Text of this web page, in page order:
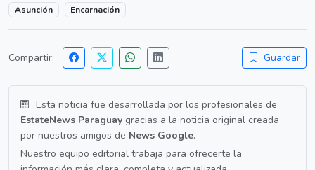
Asunción
Encarnación
Compartir: Guardar
Esta noticia fue desarrollada por los profesionales de
EstateNews Paraguay gracias a la noticia original creada
por nuestros amigos de News Google.
Nuestro equipo editorial trabaja para ofrecerte la